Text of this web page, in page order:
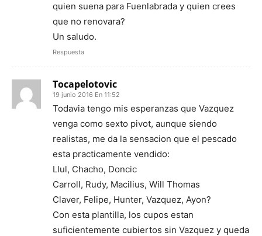
quien suena para Fuenlabrada y quien crees
que no renovara?
Un saludo.
Respuesta
Tocapelotovic
19 junio 2016 En 11:52
Todavia tengo mis esperanzas que Vazquez
venga como sexto pivot, aunque siendo
realistas, me da la sensacion que el pescado
esta practicamente vendido:
Llul, Chacho, Doncic
Carroll, Rudy, Macilius, Will Thomas
Claver, Felipe, Hunter, Vazquez, Ayon?
Con esta plantilla, los cupos estan
suficientemente cubiertos sin Vazquez y queda